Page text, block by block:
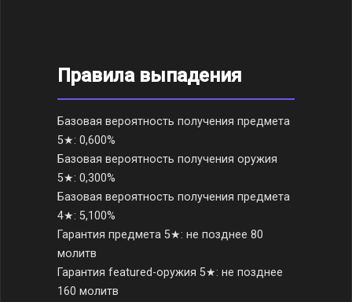
Правила выпадения
Базовая вероятность получения предмета
5★: 0,600%
Базовая вероятность получения оружия
5★: 0,300%
Базовая вероятность получения предмета
4★: 5,100%
Гарантия предмета 5★: не позднее 80
молитв
Гарантия featured-оружия 5★: не позднее
160 молитв